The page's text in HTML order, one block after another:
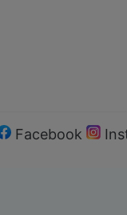
Facebook